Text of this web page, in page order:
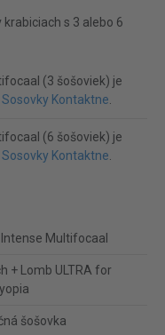
s 3 alebo 6
(3 šošoviek) je
Kontaktne.
(6 šošoviek) je
Kontaktne.
Multifocaal
+ Lomb ULTRA for
šošovka